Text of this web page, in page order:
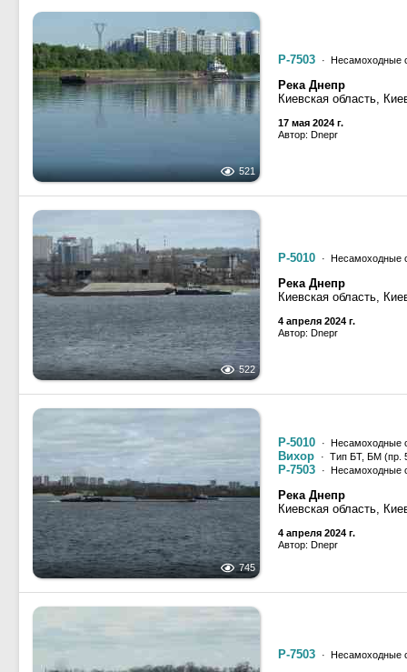
521
Р-7503 · Несамоходные
Река Днепр
Киевская область,
17 мая 2024 г.
Автор: Dnepr
522
Р-5010 · Несамоходные
Река Днепр
Киевская область,
4 апреля 2024 г.
Автор: Dnepr
745
Р-5010 · Несамоходные
Вихор · Тип БТ, БМ (пр.
Р-7503 · Несамоходные
Река Днепр
Киевская область,
4 апреля 2024 г.
Автор: Dnepr
Р-7503 · Несамоходные